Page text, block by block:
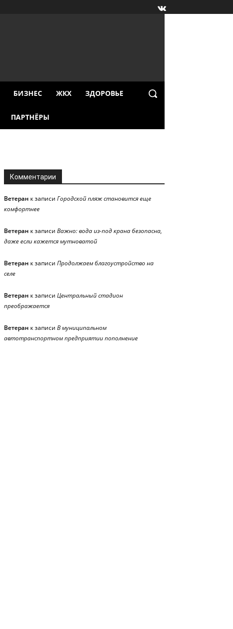
БИЗНЕС ЖКХ ЗДОРОВЬЕ
ПАРТНЁРЫ
Комментарии
Ветеран к записи Городской пляж становится еще
комфортнее
Ветеран к записи Важно: вода из-под крана безопасна,
даже если кажется мутноватой
Ветеран к записи Продолжаем благоустройство на
селе
Ветеран к записи Центральный стадион
преображается
Ветеран к записи В муниципальном
автотранспортном предприятии пополнение